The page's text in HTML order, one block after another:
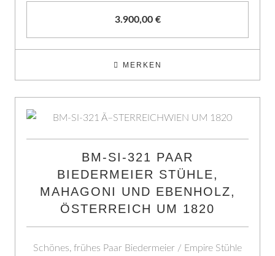
3.900,00 €
MERKEN
BM-SI-321 PAAR
BIEDERMEIER STÜHLE,
MAHAGONI UND EBENHOLZ,
ÖSTERREICH UM 1820
Schönes, frühes Paar Biedermeier / Empire Stühle